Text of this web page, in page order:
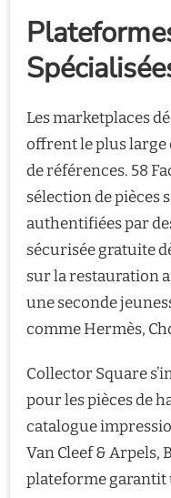
Les marketplaces
offrent le plus
de références. 58
sélection de pièces
authentifiées par
sécurisée gratuite
sur la restauration
une seconde
comme Hermès,
Collector Square
pour les pièces de
catalogue
Van Cleef & Arpels,
plateforme garantit